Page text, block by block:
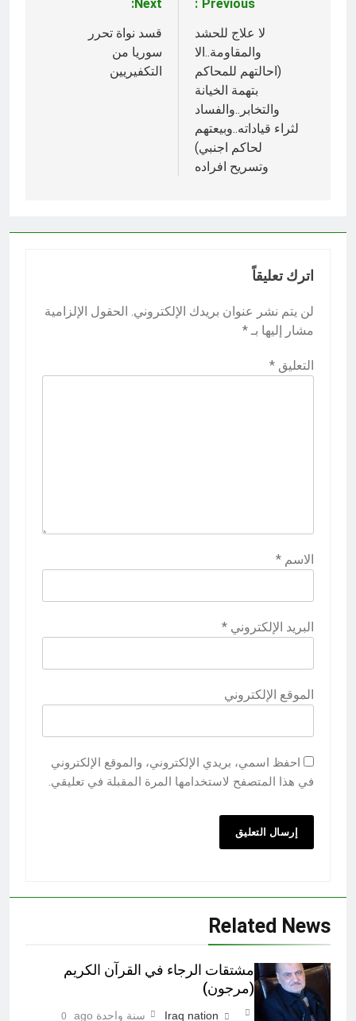
المقالات
Previous:
لا علاج للحشد
والمقاومة..الا
(احالتهم للمحاكم
بتهمة الخيانة
والتخابر..والفساد
لثراء قياداته..وبيعتهم
لحاكم اجنبي)
وتسريح افراده‎
Next:
قسد نواة تحرر
سوريا من
التكفيريين
اترك تعليقاً
لن يتم نشر عنوان بريدك الإلكتروني. الحقول الإلزامية
مشار إليها بـ *
التعليق *
الاسم *
البريد الإلكتروني *
الموقع الإلكتروني
احفظ اسمي، بريدي الإلكتروني، والموقع الإلكتروني
في هذا المتصفح لاستخدامها المرة المقبلة في تعليقي.
Related News
مشتقات الرجاء في القرآن الكريم
(مرجون)‎
Iraq nation سنة واحدة ago 0